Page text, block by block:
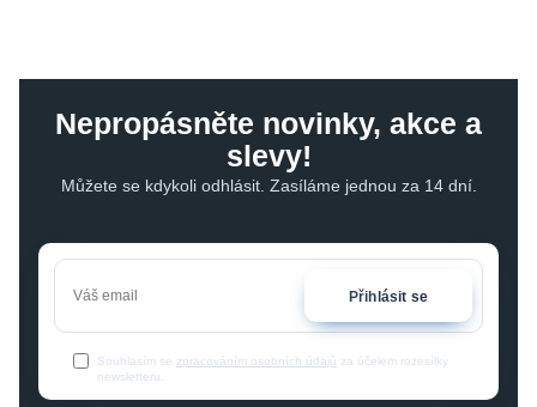
Nepropásněte novinky, akce a
slevy!
Můžete se kdykoli odhlásit. Zasíláme jednou za 14 dní.
Přihlásit se
Souhlasím se zpracováním osobních údajů za účelem rozesílky
newsletteru.